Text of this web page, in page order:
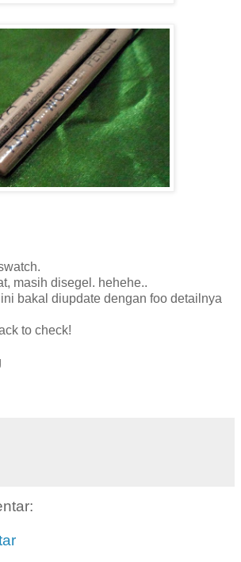
masih disegel. hehehe..
bakal diupdate dengan foo detailnya
to check!